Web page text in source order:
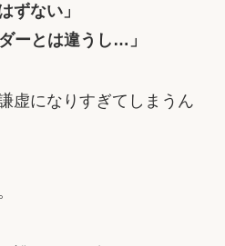
ずない」
ーとは違うし…」
虚になりすぎてしまうん